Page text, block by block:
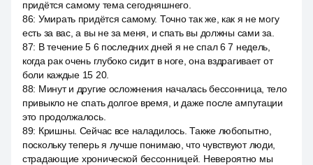
придётся самому тема сегодняшнего.
86: Умирать придётся самому. Точно так же, как я не могу
есть за вас, а вы не за меня, и спать вы должны сами за.
87: В течение 5 6 последних дней я не спал 6 7 недель,
когда рак очень глубоко сидит в ноге, она вздрагивает от
боли каждые 15 20.
88: Минут и другие осложнения началась бессонница, тело
привыкло не спать долгое время, и даже после ампутации
это продолжалось.
89: Кришны. Сейчас все наладилось. Также любопытно,
поскольку теперь я лучше понимаю, что чувствуют люди,
страдающие хронической бессонницей. Невероятно мы